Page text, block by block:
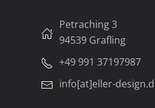
Petraching 3
94539 Grafling
+49 991 37197987
info[at]eller-